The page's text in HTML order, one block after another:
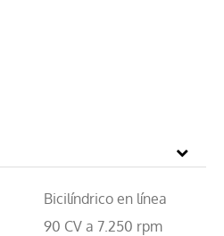
Bicilíndrico en línea
90 CV a 7.250 rpm